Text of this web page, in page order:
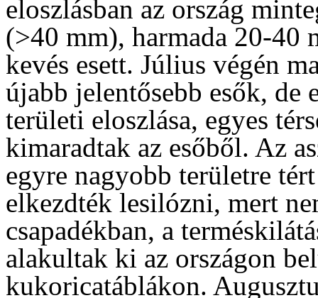
eloszlásban az ország
(>40 mm), harmada 20-40
kevés esett. Július végén
újabb jelentősebb esők, de
területi eloszlása, egyes
kimaradtak az esőből. Az
egyre nagyobb területre
elkezdték lesilózni, mert
csapadékban, a
alakultak ki az országon
kukoricatáblákon.